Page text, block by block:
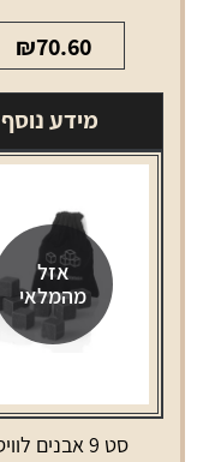
₪70.60
מידע נוסף
אזל
מהמלאי
סט 9 אבנים לוויסקי